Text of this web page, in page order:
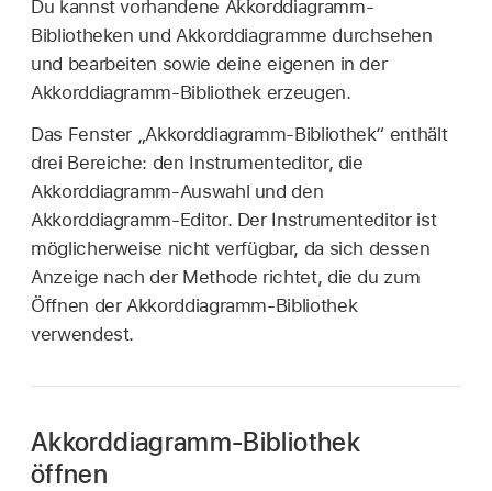
Du kannst vorhandene Akkorddiagramm-
Bibliotheken und Akkorddiagramme durchsehen
und bearbeiten sowie deine eigenen in der
Akkorddiagramm-Bibliothek erzeugen.
Das Fenster „Akkorddiagramm-Bibliothek“ enthält
drei Bereiche: den Instrumenteditor, die
Akkorddiagramm-Auswahl und den
Akkorddiagramm-Editor. Der Instrumenteditor ist
möglicherweise nicht verfügbar, da sich dessen
Anzeige nach der Methode richtet, die du zum
Öffnen der Akkorddiagramm-Bibliothek
verwendest.
Akkorddiagramm-Bibliothek
öffnen